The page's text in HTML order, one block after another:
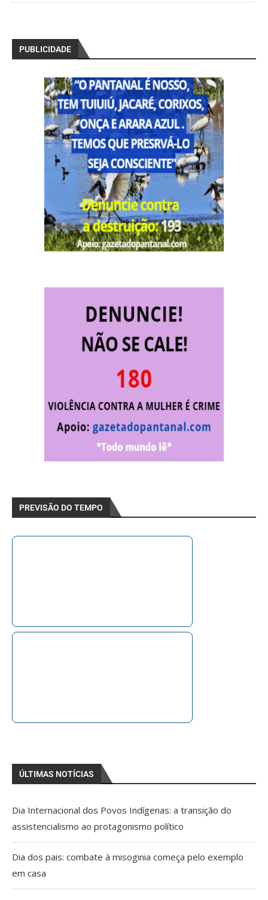
PUBLICIDADE
PREVISÃO DO TEMPO
ÚLTIMAS NOTÍCIAS
Dia Internacional dos Povos Indígenas: a transição do
assistencialismo ao protagonismo político
Dia dos pais: combate à misoginia começa pelo exemplo
em casa